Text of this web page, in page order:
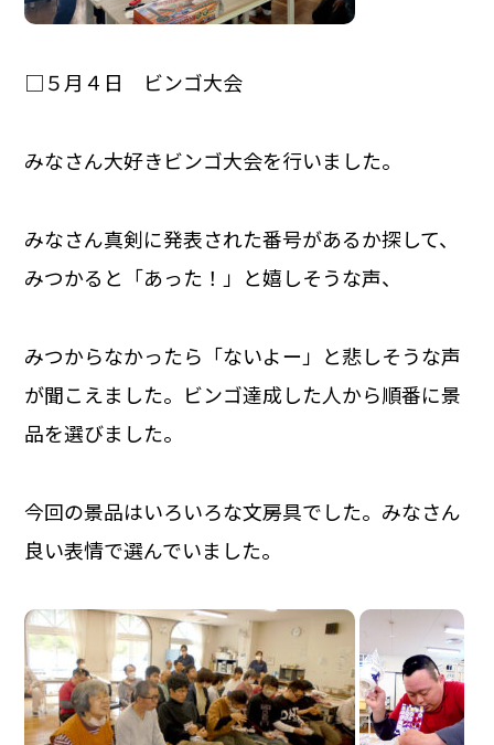
□５月４日 ビンゴ大会
みなさん大好きビンゴ大会を行いました。
みなさん真剣に発表された番号があるか探して、
みつかると「あった！」と嬉しそうな声、
みつからなかったら「ないよー」と悲しそうな声
が聞こえました。ビンゴ達成した人から順番に景
品を選びました。
今回の景品はいろいろな文房具でした。みなさん
良い表情で選んでいました。